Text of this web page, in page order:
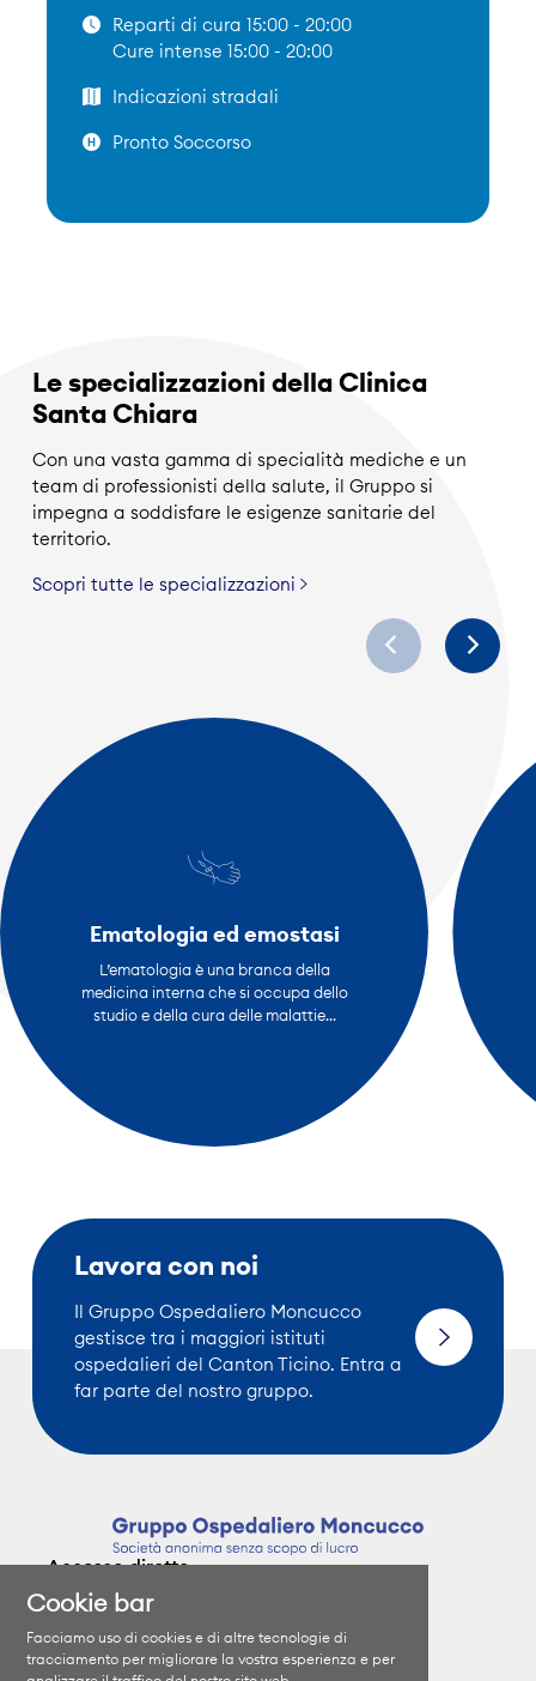
Reparti di cura 15:00 - 20:00
Cure intense 15:00 - 20:00
Indicazioni stradali
Pronto Soccorso
Le specializzazioni della Clinica
Santa Chiara
Con una vasta gamma di specialità mediche e un
team di professionisti della salute, il Gruppo si
impegna a soddisfare le esigenze sanitarie del
territorio.
Scopri tutte le specializzazioni
Ematologia ed emostasi
L’ematologia è una branca della
medicina interna che si occupa dello
studio e della cura delle malattie...
Lavora con noi
Il Gruppo Ospedaliero Moncucco
gestisce tra i maggiori istituti
ospedalieri del Canton Ticino. Entra a
far parte del nostro gruppo.
Accesso diretto
Clinica Moncucco
Clinica Santa Chiara
Specializzazioni
I medici
Cookie bar
Facciamo uso di cookies e di altre tecnologie di
tracciamento per migliorare la vostra esperienza e per